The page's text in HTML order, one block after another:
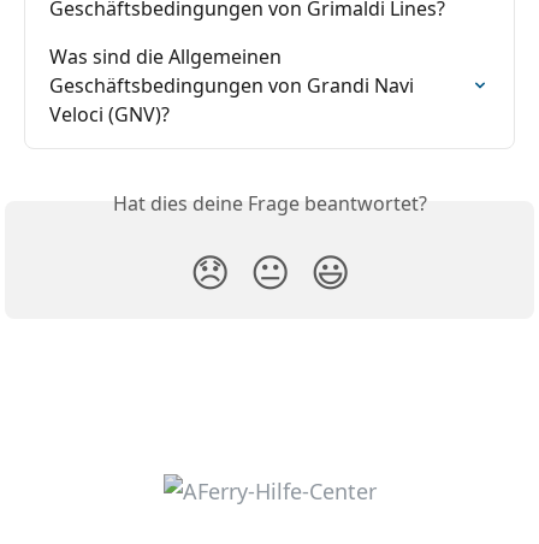
Geschäftsbedingungen von Grimaldi Lines?
Was sind die Allgemeinen
Geschäftsbedingungen von Grandi Navi
Veloci (GNV)?
Hat dies deine Frage beantwortet?
😞 😐 😃